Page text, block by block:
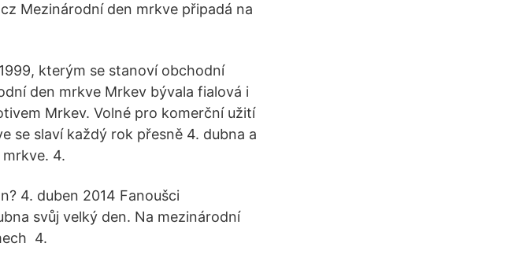
Mezinárodní den mrkve připadá na
kterým se stanoví obchodní
den mrkve Mrkev bývala fialová i
Mrkev. Volné pro komerční užití
se slaví každý rok přesně 4. dubna a
4.
4. duben 2014 Fanoušci
svůj velký den. Na mezinárodní
4.